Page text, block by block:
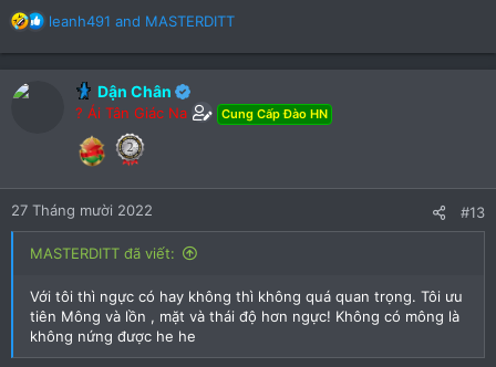
R
a
leanh491 and MASTERDITT
Dận Chân
? Ái Tân Giác Na Cung Cấp Đào HN
27 Tháng mười 2022 #13
MASTERDITT đã viết:
Với tôi thì ngực có hay không thì không quá quan trọng. Tôi ưu
tiên Mông và lồn , mặt và thái độ hơn ngực! Không có mông là
không nứng được he he